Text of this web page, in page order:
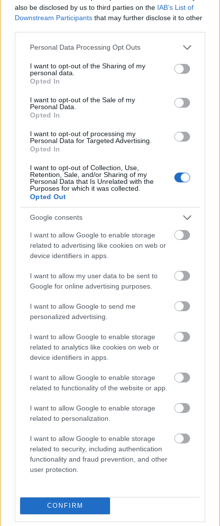
also be disclosed by us to third parties on the IAB’s List of
Downstream Participants that may further disclose it to other
Please note that this website/app uses one or more Google
not limited to your visit or usage behaviour. You may click to
grant or deny consent to Google and its third-party tags to
use your data for below specified purposes in below Google
consent section.
Personal Data Processing Opt Outs
I want to opt-out of the Sharing of my
personal data.
Opted In
I want to opt-out of the Sale of my
Personal Data.
Opted In
I want to opt-out of processing my
Personal Data for Targeted Advertising.
Opted In
I want to opt-out of Collection, Use,
Retention, Sale, and/or Sharing of my
Personal Data that Is Unrelated with the
Purposes for which it was collected.
Opted Out
Google consents
I want to allow Google to enable storage
related to advertising like cookies on web or
device identifiers in apps.
I want to allow my user data to be sent to
Google for online advertising purposes.
I want to allow Google to send me
personalized advertising.
I want to allow Google to enable storage
related to analytics like cookies on web or
device identifiers in apps.
I want to allow Google to enable storage
related to functionality of the website or app.
I want to allow Google to enable storage
related to personalization.
I want to allow Google to enable storage
related to security, including authentication
functionality and fraud prevention, and other
user protection.
CONFIRM
Amire többmillióan vártunk: szombattól másodfokúra
csökken a riasztás
MAGYAR ÉPÍTŐK
autópálya útépítés M1-es autópálya
M1 bővítés: már zajlik a teljesen új Bicske Kelet
csomópont építése
különszintű csomópontot hoz létre az MKIF az M1-es
bővítésénél.
Új gyalogosátkelők és jelzőlámpás
csomópont épül Angyalföldön
Másfélszeresére bővítik
Hódmezővásárhely jó hírű református
iskoláját
Látványos építési szakasz indult be a
Flórián téri felüljárón
Paks II.: Mit jelent az 5. blokk új
mérföldköve a felülvizsgálat
árnyékában?